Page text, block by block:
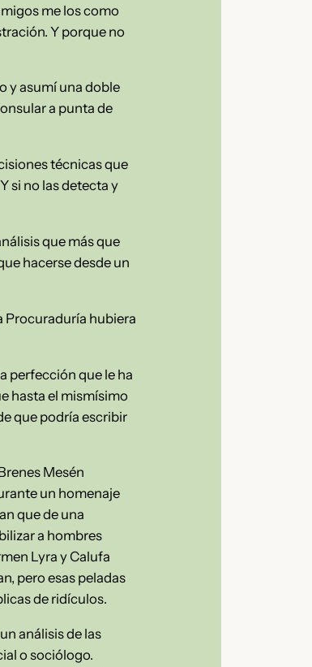
me los como
Y porque no
y asumí una doble
a punta de
técnicas que
Y si no las detecta y
que más que
hacerse desde un
Procuraduría hubiera
perfección que le ha
hasta el mismísimo
que podría escribir
Mesén
un homenaje
que de una
a hombres
Lyra y Calufa
pero esas peladas
de ridículos.
análisis de las
o sociólogo.